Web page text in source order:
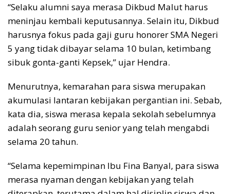
“Selaku alumni saya merasa Dikbud Malut harus
meninjau kembali keputusannya. Selain itu, Dikbud
harusnya fokus pada gaji guru honorer SMA Negeri
5 yang tidak dibayar selama 10 bulan, ketimbang
sibuk gonta-ganti Kepsek,” ujar Hendra.
Menurutnya, kemarahan para siswa merupakan
akumulasi lantaran kebijakan pergantian ini. Sebab,
kata dia, siswa merasa kepala sekolah sebelumnya
adalah seorang guru senior yang telah mengabdi
selama 20 tahun.
“Selama kepemimpinan Ibu Fina Banyal, para siswa
merasa nyaman dengan kebijakan yang telah